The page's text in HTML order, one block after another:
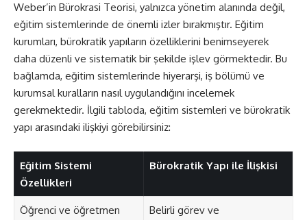
Weber’in Bürokrasi Teorisi, yalnızca yönetim alanında değil,
eğitim sistemlerinde de önemli izler bırakmıştır. Eğitim
kurumları, bürokratik yapıların özelliklerini benimseyerek
daha düzenli ve sistematik bir şekilde işlev görmektedir. Bu
bağlamda, eğitim sistemlerinde hiyerarşi, iş bölümü ve
kurumsal kuralların nasıl uygulandığını incelemek
gerekmektedir. İlgili tabloda, eğitim sistemleri ve bürokratik
yapı arasındaki ilişkiyi görebilirsiniz:
Eğitim Sistemi
Özellikleri
Bürokratik Yapı ile İlişkisi
Öğrenci ve öğretmen
Belirli görev ve